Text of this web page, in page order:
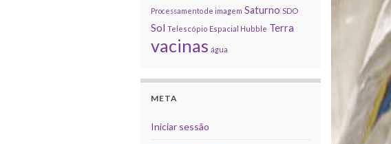
Processamento de imagem Saturno SDO
Sol Telescópio Espacial Hubble Terra
vacinas água
META
Iniciar sessão